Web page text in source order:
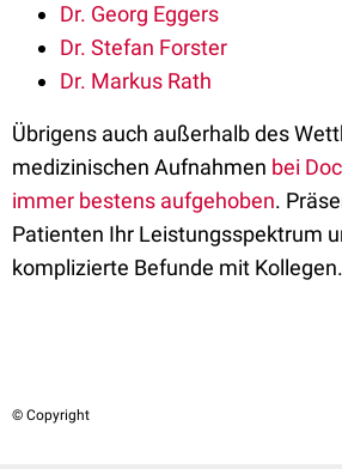
Dr. Georg Eggers
Dr. Stefan Forster
Dr. Markus Rath
Übrigens auch außerhalb des
medizinischen Aufnahmen bei
immer bestens aufgehoben.
Patienten Ihr Leistungsspektrum
komplizierte Befunde mit Kollegen.
© Copyright